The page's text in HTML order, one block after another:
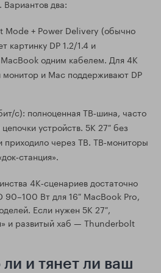
два:
Mode + Power Delivery (обычно
картинку DP 1.2/1.4 и
одним кабелем. Для 4K
и Mac поддерживают DP
с): полноценная TB‑шина, часто
устройств. 5K 27″ без
через TB. TB‑мониторы
4K‑сценариев достаточно
90–100 Вт для 16″ MacBook Pro,
Если нужен 5K 27″,
и развитый хаб — Thunderbolt
и тянет ли ваш